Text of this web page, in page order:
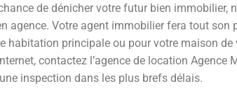
de dénicher votre futur bien immobilier,
agence. Votre agent immobilier fera tout son
habitation principale ou pour votre maison de
contactez l’agence de location Agence
inspection dans les plus brefs délais.